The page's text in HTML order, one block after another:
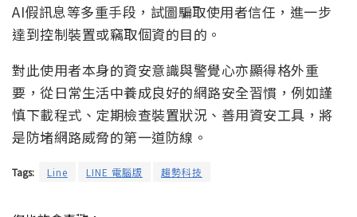
AI假訊息等多重手段，試圖騙取使用者信任，進一步
達到控制裝置或竊取個資的目的。
對此使用者本身的資安意識與警覺心亦顯得格外重
要，從日常生活中養成良好的網路安全習慣，例如謹
慎下載程式、定期檢查裝置狀況、善用資安工具，將
是防堵網路威脅的第一道防線。
Tags: Line LINE 電腦版 趨勢科技